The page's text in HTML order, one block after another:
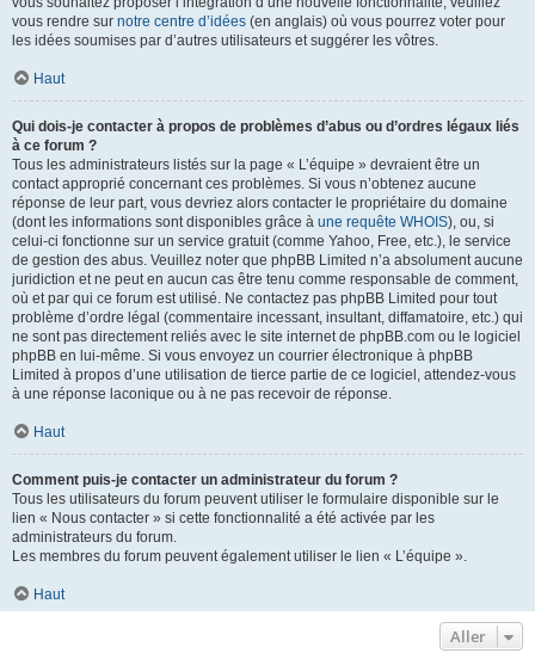
vous rendre sur notre centre d’idées (en anglais) où vous pourrez voter pour
les idées soumises par d’autres utilisateurs et suggérer les vôtres.
Haut
Qui dois-je contacter à propos de problèmes d’abus ou d’ordres légaux liés
à ce forum ?
Tous les administrateurs listés sur la page « L’équipe » devraient être un
contact approprié concernant ces problèmes. Si vous n’obtenez aucune
réponse de leur part, vous devriez alors contacter le propriétaire du domaine
(dont les informations sont disponibles grâce à une requête WHOIS), ou, si
celui-ci fonctionne sur un service gratuit (comme Yahoo, Free, etc.), le service
de gestion des abus. Veuillez noter que phpBB Limited n’a absolument aucune
juridiction et ne peut en aucun cas être tenu comme responsable de comment,
où et par qui ce forum est utilisé. Ne contactez pas phpBB Limited pour tout
problème d’ordre légal (commentaire incessant, insultant, diffamatoire, etc.) qui
ne sont pas directement reliés avec le site internet de phpBB.com ou le logiciel
phpBB en lui-même. Si vous envoyez un courrier électronique à phpBB
Limited à propos d’une utilisation de tierce partie de ce logiciel, attendez-vous
à une réponse laconique ou à ne pas recevoir de réponse.
Haut
Comment puis-je contacter un administrateur du forum ?
Tous les utilisateurs du forum peuvent utiliser le formulaire disponible sur le
lien « Nous contacter » si cette fonctionnalité a été activée par les
administrateurs du forum.
Les membres du forum peuvent également utiliser le lien « L’équipe ».
Haut
Aller